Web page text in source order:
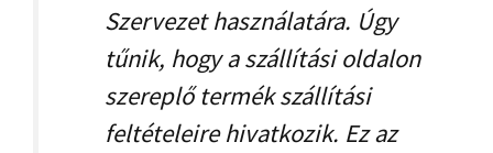
Szervezet használatára. Úgy
tűnik, hogy a szállítási oldalon
szereplő termék szállítási
feltételeire hivatkozik. Ez az